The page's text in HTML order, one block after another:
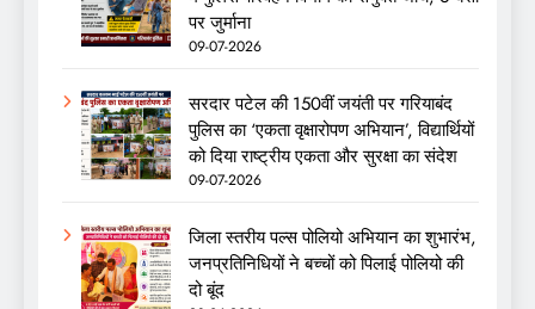
पर जुर्माना
09-07-2026
सरदार पटेल की 150वीं जयंती पर गरियाबंद
पुलिस का ‘एकता वृक्षारोपण अभियान’, विद्यार्थियों
को दिया राष्ट्रीय एकता और सुरक्षा का संदेश
09-07-2026
जिला स्तरीय पल्स पोलियो अभियान का शुभारंभ,
जनप्रतिनिधियों ने बच्चों को पिलाई पोलियो की
दो बूंद